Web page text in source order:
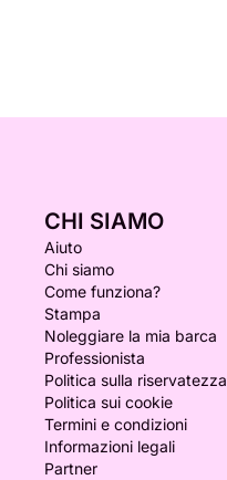
CHI SIAMO
Aiuto
Chi siamo
Come funziona?
Stampa
Noleggiare la mia barca
Professionista
Politica sulla riservatezza
Politica sui cookie
Termini e condizioni
Informazioni legali
Partner